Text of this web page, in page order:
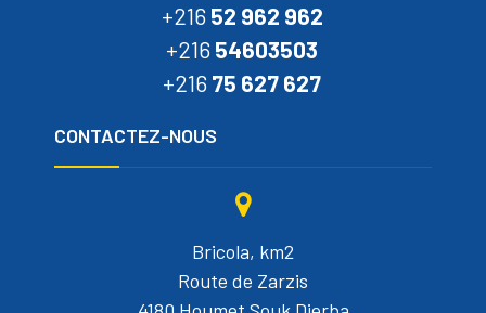
+216 52 962 962
+216 54603503
+216 75 627 627
CONTACTEZ-NOUS
Bricola, km2
Route de Zarzis